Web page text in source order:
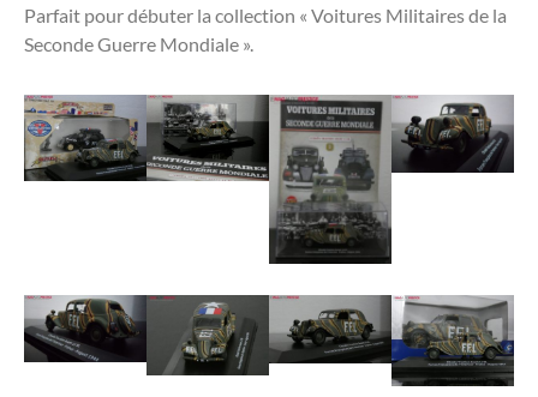
Parfait pour débuter la collection « Voitures Militaires de la
Seconde Guerre Mondiale ».